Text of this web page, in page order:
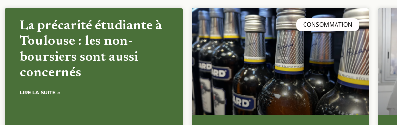
La précarité étudiante à
Toulouse : les non-
boursiers sont aussi
concernés
LIRE LA SUITE »
CONSOMMATION